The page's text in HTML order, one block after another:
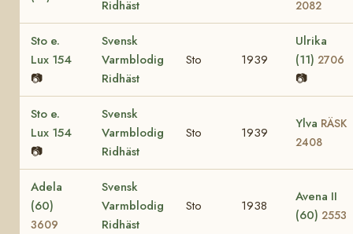
Ridhäst 2082
Sto e.
Lux 154
📷
Svensk
Varmblodig
Ridhäst
Sto 1939
Ulrika
(11) 2706
📷
Sto e.
Lux 154
📷
Svensk
Varmblodig
Ridhäst
Sto 1939
Ylva RÄSK
2408
Adela
(60)
3609
Svensk
Varmblodig
Ridhäst
Sto 1938
Avena II
(60) 2553